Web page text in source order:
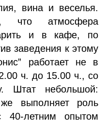
вина и веселья.
что атмосфера
и в кафе, по
заведения к этому
работает не в
ч. до 15.00 ч., со
Штат небольшой:
выполняет роль
40-летним опытом